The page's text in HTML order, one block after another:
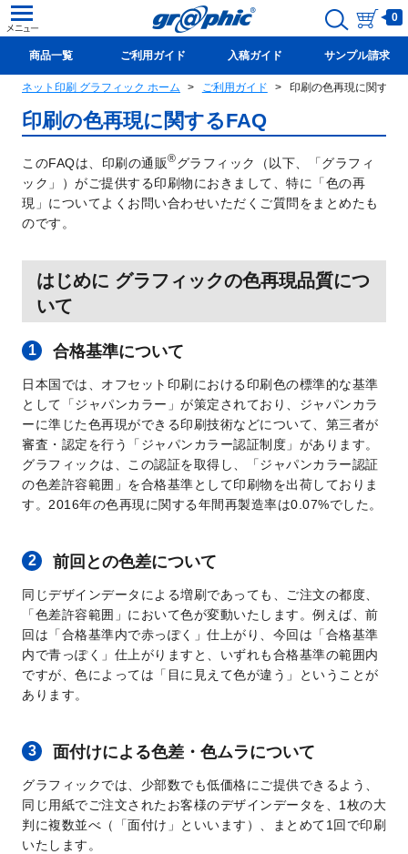
0
商品一覧 ご利用ガイド 入稿ガイド サンプル請求
新規会員登録(無料)
ネット印刷 グラフィック ホーム ご利用ガイド 印刷の色再現に関する
印刷の色再現に関するFAQ
このFAQは、印刷の通販®グラフィック（以下、「グラフィ
ック」）がご提供する印刷物におきまして、特に「色の再
現」についてよくお問い合わせいただくご質問をまとめたも
のです。
はじめに グラフィックの色再現品質につ
いて
合格基準について
日本国では、オフセット印刷における印刷色の標準的な基準
として「ジャパンカラー」が策定されており、ジャパンカラ
ーに準じた色再現ができる印刷技術などについて、第三者が
審査・認定を行う「ジャパンカラー認証制度」があります。
グラフィックは、この認証を取得し、「ジャパンカラー認証
の色差許容範囲」を合格基準として印刷物を出荷しておりま
す。2016年の色再現に関する年間再製造率は0.07%でした。
前回との色差について
同じデザインデータによる増刷であっても、ご注文の都度、
「色差許容範囲」において色が変動いたします。例えば、前
回は「合格基準内で赤っぽく」仕上がり、今回は「合格基準
内で青っぽく」仕上がりますと、いずれも合格基準の範囲内
ですが、色によっては「目に見えて色が違う」ということが
あります。
面付けによる色差・色ムラについて
グラフィックでは、少部数でも低価格にご提供できるよう、
同じ用紙でご注文されたお客様のデザインデータを、1枚の大
判に複数並べ（「面付け」といいます）、まとめて1回で印刷
いたします。